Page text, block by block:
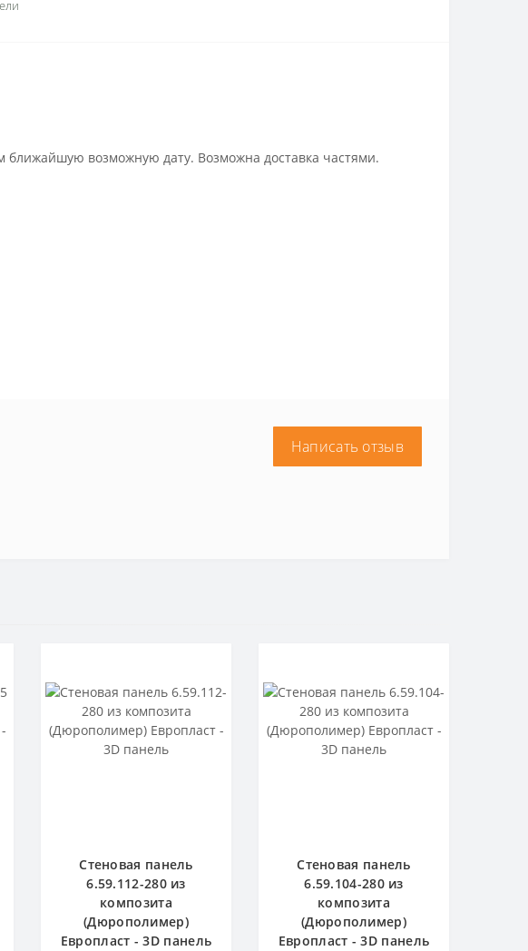
ближайшую возможную дату. Возможна доставка частями.
Написать отзыв
Стеновая панель
6.59.112-280 из
композита
(Дюрополимер)
Европласт - 3D панель
Стеновая панель
6.59.104-280 из
композита
(Дюрополимер)
Европласт - 3D панель